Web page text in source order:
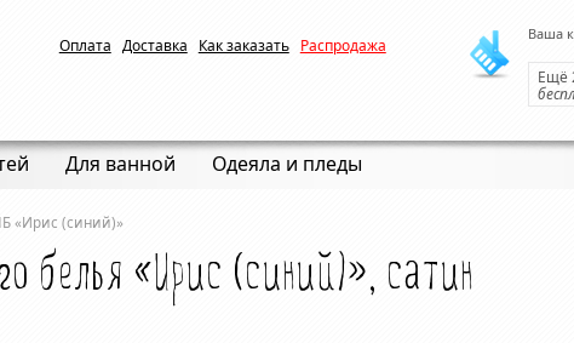
Оплата Доставка Как заказать Распродажа
Ваша
Ещё
Для ванной Одеяла и пледы
«Ирис (синий)»
белья «Ирис (синий)», сатин